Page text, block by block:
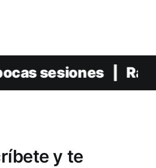
Rápido, Espalda
y te